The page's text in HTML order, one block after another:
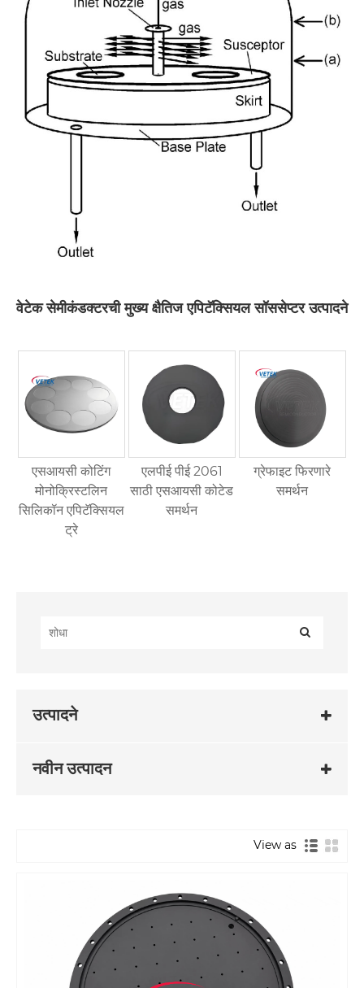
वेटेक सेमीकंडक्टरची मुख्य क्षैतिज एपिटॅक्सियल सॉससेप्टर उत्पादने
एसआयसी कोटिंग
मोनोक्रिस्टलिन
सिलिकॉन एपिटॅक्सियल
ट्रे
एलपीई पीई 2061
साठी एसआयसी कोटेड
समर्थन
ग्रेफाइट फिरणारे
समर्थन
उत्पादने
नवीन उत्पादन
View as